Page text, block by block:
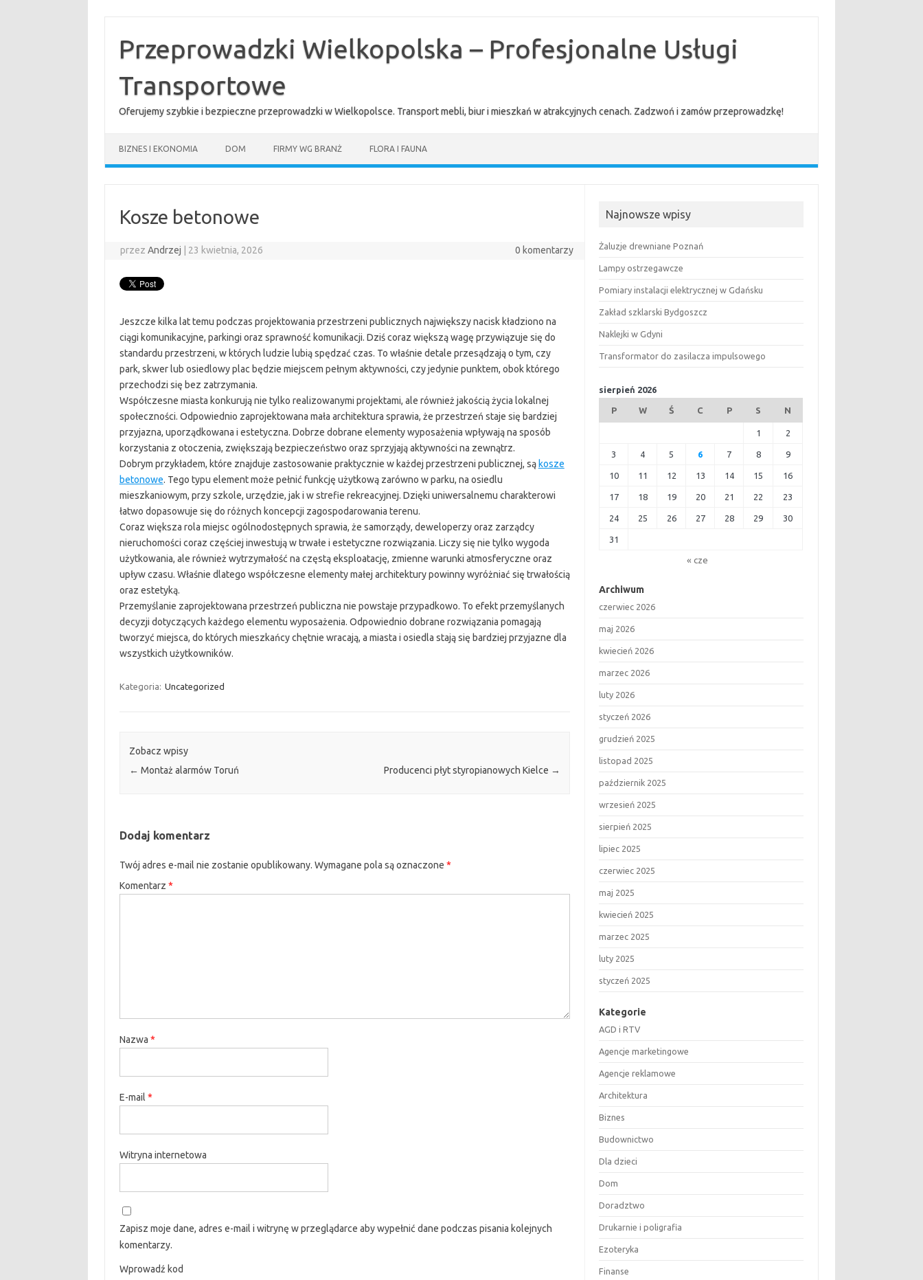
treściPrzeprowadzki Wielkopolska – Profesjonalne Usługi
Transportowe
Oferujemy szybkie i bezpieczne przeprowadzki w Wielkopolsce. Transport mebli, biur i mieszkań w atrakcyjnych cenach. Zadzwoń i zamów przeprowadzkę!
BIZNES I EKONOMIA DOM FIRMY WG BRANŻ FLORA I FAUNA
Kosze betonowe
przezAndrzej 23 kwietnia, 2026 0 komentarzy
Jeszcze kilka lat temu podczas projektowania przestrzeni publicznych największy nacisk kładziono na
ciągi komunikacyjne, parkingi oraz sprawność komunikacji. Dziś coraz większą wagę przywiązuje się do
standardu przestrzeni, w których ludzie lubią spędzać czas. To właśnie detale przesądzają o tym, czy
park, skwer lub osiedlowy plac będzie miejscem pełnym aktywności, czy jedynie punktem, obok którego
przechodzi się bez zatrzymania.
Współczesne miasta konkurują nie tylko realizowanymi projektami, ale również jakością życia lokalnej
społeczności. Odpowiednio zaprojektowana mała architektura sprawia, że przestrzeń staje się bardziej
przyjazna, uporządkowana i estetyczna. Dobrze dobrane elementy wyposażenia wpływają na sposób
korzystania z otoczenia, zwiększają bezpieczeństwo oraz sprzyjają aktywności na zewnątrz.
Dobrym przykładem, które znajduje zastosowanie praktycznie w każdej przestrzeni publicznej, są kosze
betonowe. Tego typu element może pełnić funkcję użytkową zarówno w parku, na osiedlu
mieszkaniowym, przy szkole, urzędzie, jak i w strefie rekreacyjnej. Dzięki uniwersalnemu charakterowi
łatwo dopasowuje się do różnych koncepcji zagospodarowania terenu.
Coraz większa rola miejsc ogólnodostępnych sprawia, że samorządy, deweloperzy oraz zarządcy
nieruchomości coraz częściej inwestują w trwałe i estetyczne rozwiązania. Liczy się nie tylko wygoda
użytkowania, ale również wytrzymałość na częstą eksploatację, zmienne warunki atmosferyczne oraz
upływ czasu. Właśnie dlatego współczesne elementy małej architektury powinny wyróżniać się trwałością
oraz estetyką.
Przemyślanie zaprojektowana przestrzeń publiczna nie powstaje przypadkowo. To efekt przemyślanych
decyzji dotyczących każdego elementu wyposażenia. Odpowiednio dobrane rozwiązania pomagają
tworzyć miejsca, do których mieszkańcy chętnie wracają, a miasta i osiedla stają się bardziej przyjazne dla
wszystkich użytkowników.
Kategoria: Uncategorized
Zobacz wpisy
← Montaż alarmów Toruń Producenci płyt styropianowych Kielce →
Dodaj komentarz
Twój adres e-mail nie zostanie opublikowany. Wymagane pola są oznaczone *
Komentarz *
Nazwa *
E-mail *
Witryna internetowa
Zapisz moje dane, adres e-mail i witrynę w przeglądarce aby wypełnić dane podczas pisania kolejnych
komentarzy.
Wprowadź kod
Najnowsze wpisy
Żaluzje drewniane Poznań
Lampy ostrzegawcze
Pomiary instalacji elektrycznej w Gdańsku
Zakład szklarski Bydgoszcz
Naklejki w Gdyni
Transformator do zasilacza impulsowego
sierpień 2026
P W Ś C P S N
1 2
3 4 5 6 7 8 9
10 11 12 13 14 15 16
17 18 19 20 21 22 23
24 25 26 27 28 29 30
31
« cze
Archiwum
czerwiec 2026
maj 2026
kwiecień 2026
marzec 2026
luty 2026
styczeń 2026
grudzień 2025
listopad 2025
październik 2025
wrzesień 2025
sierpień 2025
lipiec 2025
czerwiec 2025
maj 2025
kwiecień 2025
marzec 2025
luty 2025
styczeń 2025
Kategorie
AGD i RTV
Agencje marketingowe
Agencje reklamowe
Architektura
Biznes
Budownictwo
Dla dzieci
Dom
Doradztwo
Drukarnie i poligrafia
Ezoteryka
Finanse